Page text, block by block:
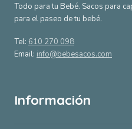
Todo para tu Bebé. Sacos para
para el paseo de tu bebé.
Tel: 610 270 098
Email: info@bebesacos.com
Información